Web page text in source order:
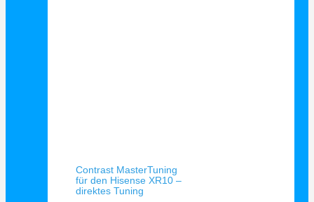
Contrast MasterTuning
für den Hisense XR10 –
direktes Tuning